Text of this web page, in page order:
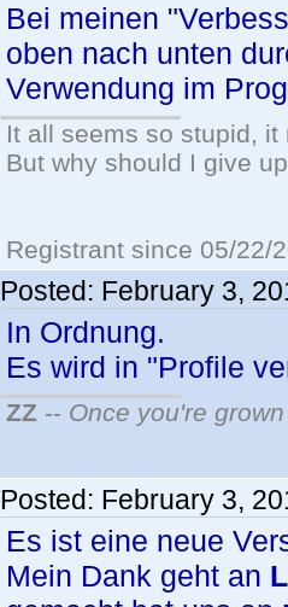
Bei meinen
oben nach unten
Verwendung im
It all seems so stupid,
But why should I give
Registrant since 05/22/
Posted: February 3,
In Ordnung.
Es wird in "Profile
ZZ -- Once you're
Posted: February 3,
Es ist eine neue
Mein Dank geht an